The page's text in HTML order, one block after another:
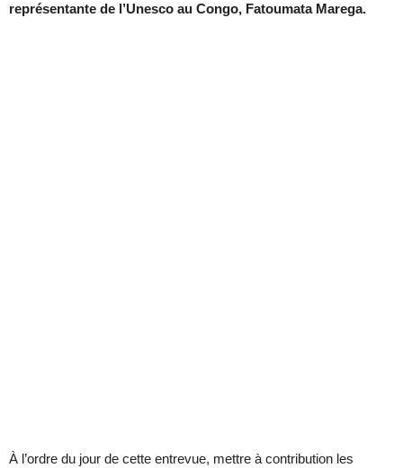
représentante de l’Unesco au Congo, Fatoumata Marega.
À l’ordre du jour de cette entrevue, mettre à contribution les